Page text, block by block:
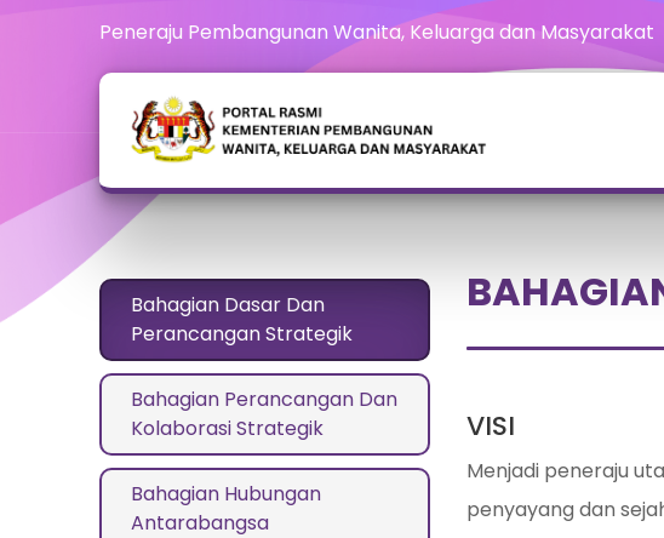
Peneraju Pembangunan Wanita, Keluarga dan Masyarakat
Bahagian Dasar Dan
Perancangan Strategik
Bahagian Perancangan Dan
Kolaborasi Strategik
Bahagian Hubungan
Antarabangsa
VISI
Menjadi peneraju
penyayang dan